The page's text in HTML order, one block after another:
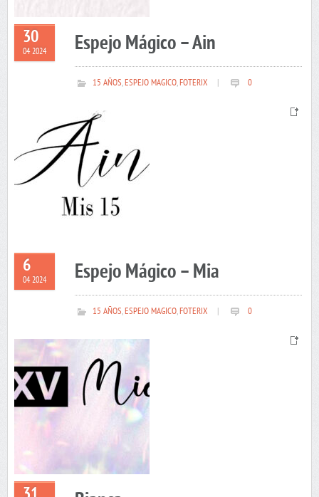
30
04 2024 Espejo Mágico – Ain
15 AÑOS,ESPEJO MAGICO,FOTERIX 0
6
04 2024 Espejo Mágico – Mia
15 AÑOS,ESPEJO MAGICO,FOTERIX 0